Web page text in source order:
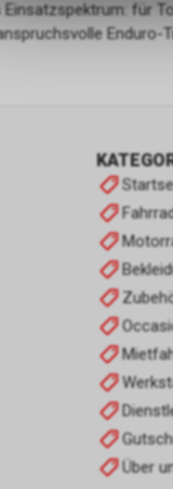
für
Enduro-
Über